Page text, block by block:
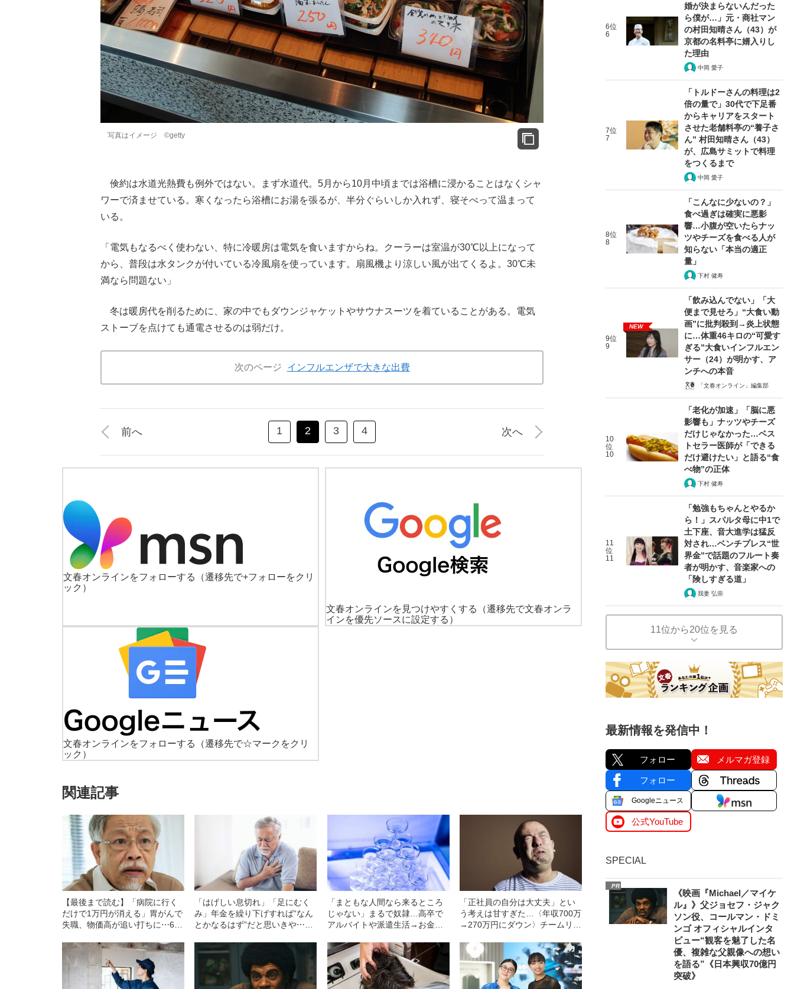
写真はイメージ ©getty
倹約は水道光熱費も例外ではない。まず水道代。5月から10月中頃までは浴槽に浸かることはなくシャ
ワーで済ませている。寒くなったら浴槽にお湯を張るが、半分ぐらいしか入れず、寝そべって温まって
いる。
「電気もなるべく使わない、特に冷暖房は電気を食いますからね。クーラーは室温が30℃以上になって
から、普段は水タンクが付いている冷風扇を使っています。扇風機より涼しい風が出てくるよ。30℃未
満なら問題ない」
冬は暖房代を削るために、家の中でもダウンジャケットやサウナスーツを着ていることがある。電気
ストーブを点けても通電させるのは弱だけ。
次のページ インフルエンザで大きな出費
前へ 1 2 3 4 次へ
文春オンラインをフォローする
（遷移先で+フォローをクリ
ック）
文春オンラインを見つけやすくする
（遷移先で文春オンラ
インを優先ソースに設定する）
文春オンラインをフォローする
（遷移先で☆マークをクリ
ック）
関連記事
【最後まで読む】「病院に行く
だけで1万円が消える」胃がんで
失職、物価高が追い打ちに⋯69
リアル】
「はげしい息切れ」「足にむく
み」年金を繰り下げすれば“なん
とかなるはず”だと思いきや⋯月
【思わぬ病魔】
「まともな人間なら来るところ
じゃない」まるで奴隷…高卒で
アルバイトや派遣生活→お金に
職した30代男性の悲哀
「正社員の自分は大丈夫」とい
う考えは甘すぎた…〈年収700万
→270万円にダウン〉チームリー
襲った悲劇』
6位
6
婚が決まらないんだった
ら僕が…」元・商社マン
の村田知晴さん（43）が
京都の名料亭に婿入りし
た理由
中岡 愛子
7位
7
「トルドーさんの料理は2
倍の量で」30代で下足番
からキャリアをスタート
させた老舗料亭の“養子さ
ん” 村田知晴さん（43）
が、広島サミットで料理
をつくるまで
中岡 愛子
8位
8
「こんなに少ないの？」
食べ過ぎは確実に悪影
響…小腹が空いたらナッ
ツやチーズを食べる人が
知らない「本当の適正
量」
下村 健寿
9位
9
NEW
「飲み込んでない」「大
便まで見せろ」“大食い動
画”に批判殺到→炎上状態
に…体重46キロの“可愛す
ぎる”大食いインフルエン
サー（24）が明かす、ア
ンチへの本音
「文春オンライン」編集部
10
位
10
「老化が加速」「脳に悪
影響も」ナッツやチーズ
だけじゃなかった…ベス
トセラー医師が「できる
だけ避けたい」と語る“食
べ物”の正体
下村 健寿
11
位
11
「勉強もちゃんとやるか
ら！」スパルタ母に中1で
土下座、音大進学は猛反
対され…ベンチプレス“世
界金”で話題のフルート奏
者が明かす、音楽家への
「険しすぎる道」
我妻 弘崇
11位から20位を見る
最新情報を発信中！
フォロー メルマガ登録
フォロー
Googleニュース
公式YouTube
SPECIAL
PR
《映画『Michael／マイケ
ル』》父ジョセフ・ジャク
ソン役、コールマン・ドミ
ンゴ オフィシャルインタ
ビュー“観客を魅了した名
優、複雑な父親像への想い
を語る”《日本興収70億円
突破》